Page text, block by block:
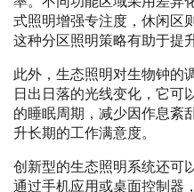
式照明增强专注度，休闲区
这种分区照明策略有助于提
此外，生态照明对生物钟的
日出日落的光线变化，它可
的睡眠周期，减少因作息紊
升长期的工作满意度。
创新型的生态照明系统还可
通过手机应用或桌面控制器